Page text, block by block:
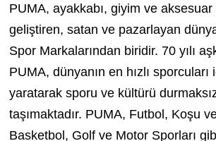
PUMA, ayakkabı, giyim ve
geliştiren, satan ve pazarlayan
Spor Markalarından biridir. 70 yılı
PUMA, dünyanın en hızlı sporcuları
yaratarak sporu ve kültürü
taşımaktadır. PUMA, Futbol, Koşu
Basketbol, Golf ve Motor Sporları